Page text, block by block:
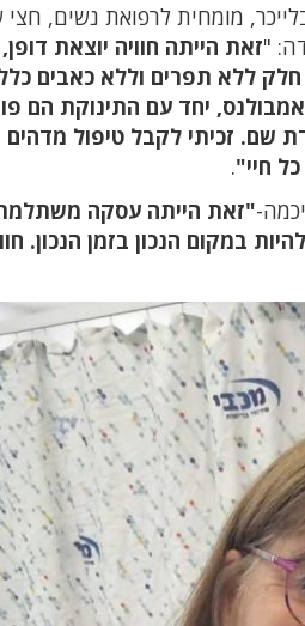
מומחית לרפואת נשים,
"זאת הייתה חוויה יוצאת
ללא תפרים וללא כאבים
יחד עם התינוקת הם
שם. זכיתי לקבל טיפול
חיי".
"זאת הייתה עסקה משתלמת
במקום הנכון בזמן הנכון.